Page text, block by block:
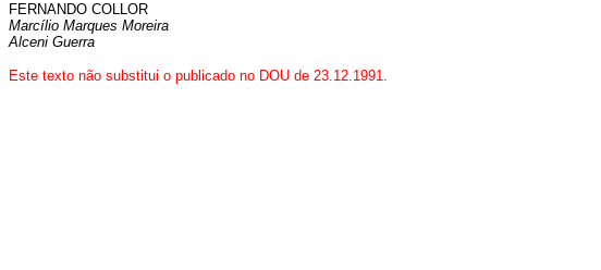
FERNANDO COLLOR
Marcílio Marques Moreira
Alceni Guerra
Este texto não substitui o publicado no DOU de 23.12.1991.